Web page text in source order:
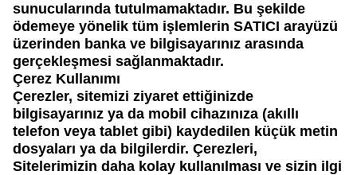
sunucularında tutulmamaktadır. Bu şekilde
ödemeye yönelik tüm işlemlerin SATICI arayüzü
üzerinden banka ve bilgisayarınız arasında
gerçekleşmesi sağlanmaktadır.
Çerez Kullanımı
Çerezler, sitemizi ziyaret ettiğinizde
bilgisayarınız ya da mobil cihazınıza (akıllı
telefon veya tablet gibi) kaydedilen küçük metin
dosyaları ya da bilgilerdir. Çerezleri,
Sitelerimizin daha kolay kullanılması ve sizin ilgi